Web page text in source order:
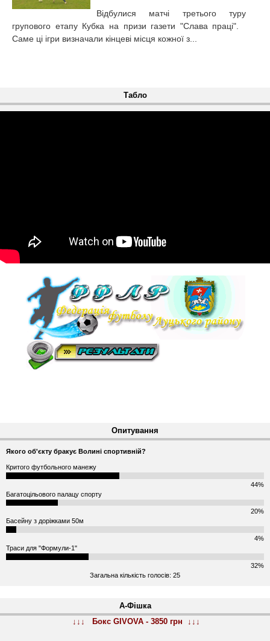
Відбулися матчі третього туру
групового етапу Кубка на призи газети "Слава праці".
Саме ці ігри визначали кінцеві місця кожної з...
Табло
Опитування
Якого об'єкту бракує Волині спортивній?
Критого футбольного манежу
44%
Багатоцільового палацу спорту
20%
Басейну з доріжками 50м
4%
Траси для "Формули-1"
32%
Загальна кількість голосів: 25
А-Фішка
↓↓↓ Бокс GIVOVA - 3850 грн ↓↓↓